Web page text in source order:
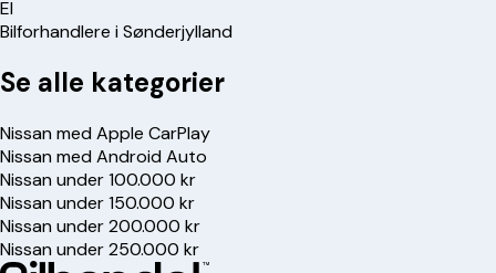
El
Bilforhandlere i Sønderjylland
Se alle kategorier
Nissan med Apple CarPlay
Nissan med Android Auto
Nissan under 100.000 kr
Nissan under 150.000 kr
Nissan under 200.000 kr
Nissan under 250.000 kr